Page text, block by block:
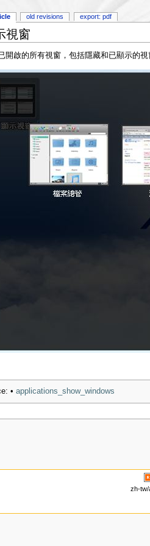
視窗
開啟的所有視窗，包括隱藏和已顯示的
• applications_show_windows
old revisions export: pdf
zh-tw/